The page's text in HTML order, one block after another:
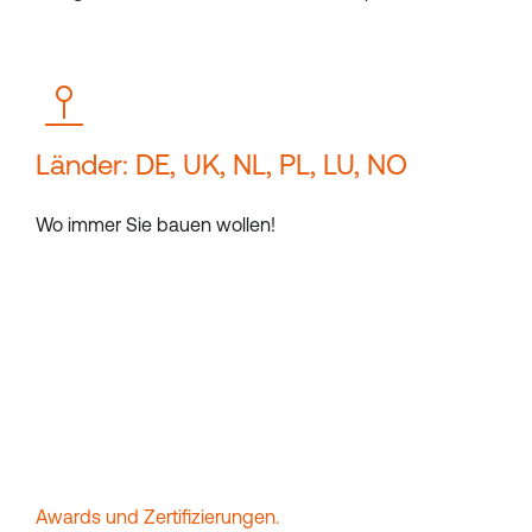
Länder: DE, UK, NL, PL, LU, NO
Wo immer Sie bauen wollen!
Awards und Zertifizierungen.